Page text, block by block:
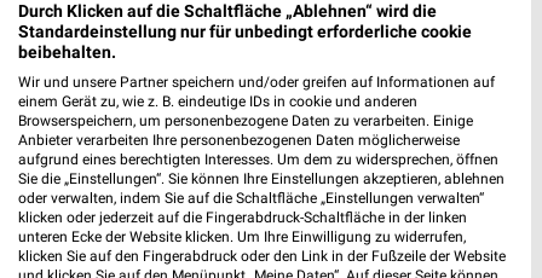
NORMA Prospekt für München ab Fr.
den 14.08.
Wochenend Spezial
Gültig von 14. Aug. bis 15. Aug.
📅 Kalendereintrag erstellen
PROSPEKT BLÄTTERN
Durch Klicken auf die Schaltfläche „Ablehnen“ wird die
Standardeinstellung nur für unbedingt erforderliche cookie
beibehalten.
Wir und unsere Partner speichern und/oder greifen auf Informationen auf
einem Gerät zu, wie z. B. eindeutige IDs in cookie und anderen
Browserspeichern, um personenbezogene Daten zu verarbeiten. Einige
Anbieter verarbeiten Ihre personenbezogenen Daten möglicherweise
aufgrund eines berechtigten Interesses. Um dem zu widersprechen, öffnen
Sie die „Einstellungen“. Sie können Ihre Einstellungen akzeptieren, ablehnen
oder verwalten, indem Sie auf die Schaltfläche „Einstellungen verwalten“
klicken oder jederzeit auf die Fingerabdruck-Schaltfläche in der linken
unteren Ecke der Website klicken. Um Ihre Einwilligung zu widerrufen,
klicken Sie auf den Fingerabdruck oder den Link in der Fußzeile der Website